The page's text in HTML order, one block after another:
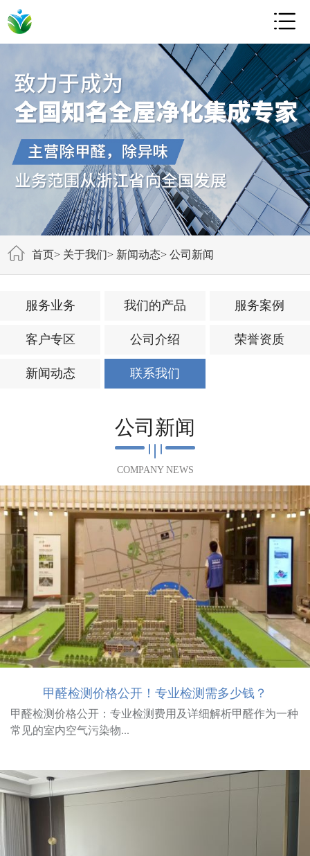

首页> 关于我们> 新闻动态>公司新闻
服务业务 我们的产品 服务案例
客户专区 公司介绍 荣誉资质
新闻动态 联系我们
公司新闻
COMPANY NEWS
甲醛检测价格公开！专业检测需多少钱？
甲醛检测价格公开：专业检测费用及详细解析甲醛作为一种
常见的室内空气污染物...